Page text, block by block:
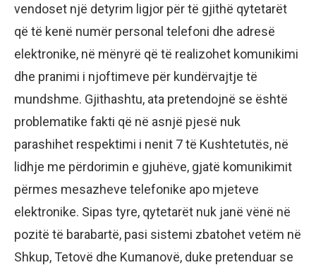
vendoset një detyrim ligjor për të gjithë qytetarët
që të kenë numër personal telefoni dhe adresë
elektronike, në mënyrë që të realizohet komunikimi
dhe pranimi i njoftimeve për kundërvajtje të
mundshme. Gjithashtu, ata pretendojnë se është
problematike fakti që në asnjë pjesë nuk
parashihet respektimi i nenit 7 të Kushtetutës, në
lidhje me përdorimin e gjuhëve, gjatë komunikimit
përmes mesazheve telefonike apo mjeteve
elektronike. Sipas tyre, qytetarët nuk janë vënë në
pozitë të barabartë, pasi sistemi zbatohet vetëm në
Shkup, Tetovë dhe Kumanovë, duke pretenduar se